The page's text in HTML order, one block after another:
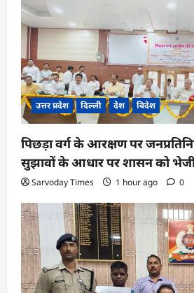
उत्तर प्रदेश दिल्ली देश विदेश
पिछड़ा वर्ग के आरक्षण पर
सुझावों के आधार पर शासन को भेजी
Sarvoday Times 1 hour ago 0